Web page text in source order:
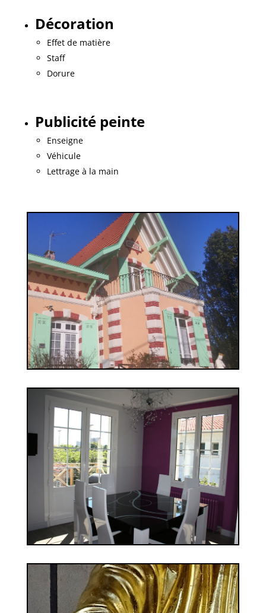
Décoration
Effet de matière
Staff
Dorure
Publicité peinte
Enseigne
Véhicule
Lettrage à la main